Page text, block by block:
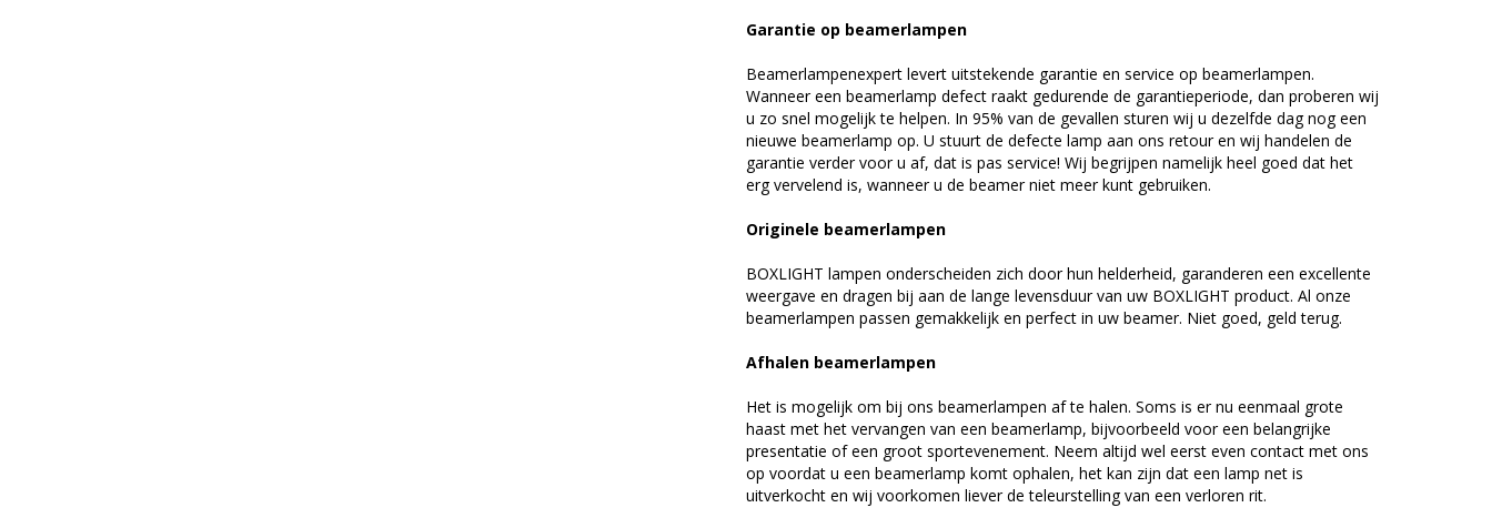
Garantie op beamerlampen
Beamerlampenexpert levert uitstekende garantie en service op beamerlampen.
Wanneer een beamerlamp defect raakt gedurende de garantieperiode, dan proberen wij
u zo snel mogelijk te helpen. In 95% van de gevallen sturen wij u dezelfde dag nog een
nieuwe beamerlamp op. U stuurt de defecte lamp aan ons retour en wij handelen de
garantie verder voor u af, dat is pas service! Wij begrijpen namelijk heel goed dat het
erg vervelend is, wanneer u de beamer niet meer kunt gebruiken.
Originele beamerlampen
BOXLIGHT lampen onderscheiden zich door hun helderheid, garanderen een excellente
weergave en dragen bij aan de lange levensduur van uw BOXLIGHT product. Al onze
beamerlampen passen gemakkelijk en perfect in uw beamer. Niet goed, geld terug.
Afhalen beamerlampen
Het is mogelijk om bij ons beamerlampen af te halen. Soms is er nu eenmaal grote
haast met het vervangen van een beamerlamp, bijvoorbeeld voor een belangrijke
presentatie of een groot sportevenement. Neem altijd wel eerst even contact met ons
op voordat u een beamerlamp komt ophalen, het kan zijn dat een lamp net is
uitverkocht en wij voorkomen liever de teleurstelling van een verloren rit.